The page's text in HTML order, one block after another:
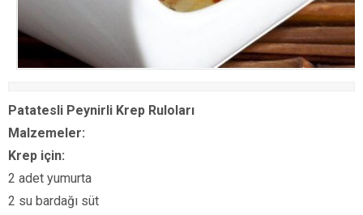
Patatesli Peynirli Krep Ruloları
Malzemeler:
Krep için:
2 adet yumurta
2 su bardağı süt